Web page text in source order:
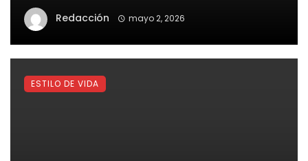
Redacción mayo 2, 2026
ESTILO DE VIDA